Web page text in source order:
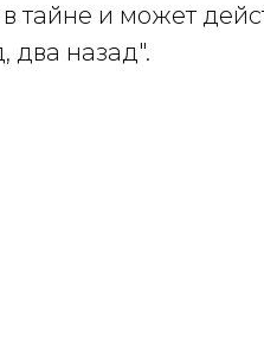
в тайне и может
два назад".